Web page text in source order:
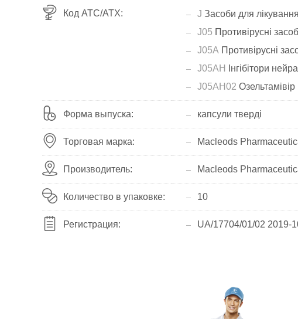
Код АТС/ATX: J Засоби для
J05 Противірусні
J05A Противірусні
J05AH
Інгібітори
J05AH02 Озельтамівір
Форма выпуска: капсули тверді
Торговая марка: Macleods
Производитель: Macleods
Количество в упаковке: 10
Регистрация: UA/17704/01/02 2019-